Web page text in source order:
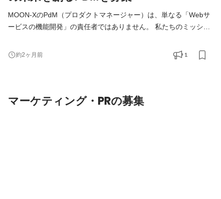
MOON-XのPdM（プロダクトマネージャー）は、単なる「Webサ
ービスの機能開発」の責任者ではありません。 私たちのミッショ
特定し、「テクノロジーの力で、事業が勝手に成長し続ける仕組
MOON-Xの
約2ヶ月前 1
マーケティング・PRの募集